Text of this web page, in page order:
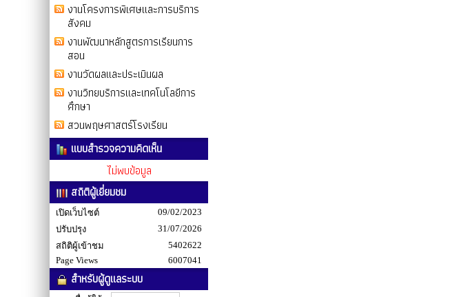
งานโครงการพิเศษและการบริการ
สังคม
งานพัฒนาหลักสูตรการเรียนการ
สอน
งานวัดผลและประเมินผล
งานวิทยบริการและเทคโนโลยีการ
ศึกษา
สวนพฤษศาสตร์โรงเรียน
แบบสำรวจความคิดเห็น
ไม่พบข้อมูล
สถิติผู้เยี่ยมชม
เปิดเว็บไซต์
09/02/2023
ปรับปรุง
31/07/2026
สถิติผู้เข้าชม
5402622
Page Views
6007041
สำหรับผู้ดูแลระบบ